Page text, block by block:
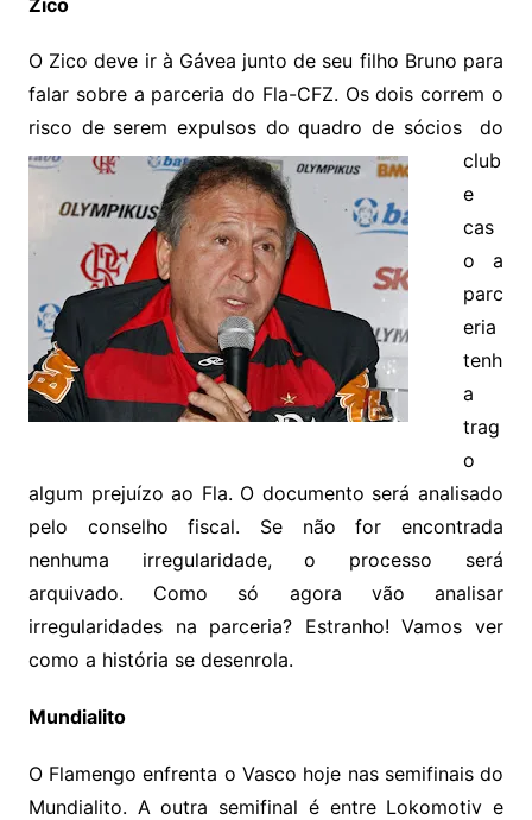
O Zico deve ir à Gávea junto de seu filho Bruno para
falar sobre a parceria do Fla-CFZ. Os dois correm o
risco de serem expulsos do quadro de sócios do
club
e
cas
o a
parc
eria
tenh
a
trag
o
algum prejuízo ao Fla. O documento será analisado
pelo conselho fiscal. Se não for encontrada
nenhuma irregularidade, o processo será
arquivado. Como só agora vão analisar
irregularidades na parceria? Estranho! Vamos ver
como a história se desenrola.
Mundialito
O Flamengo enfrenta o Vasco hoje nas semifinais do
Mundialito. A outra semifinal é entre Lokomotiv e